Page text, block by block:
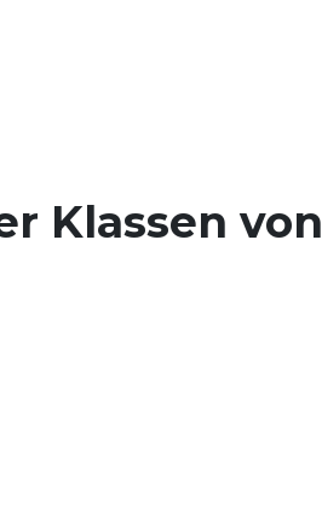
Klassen von